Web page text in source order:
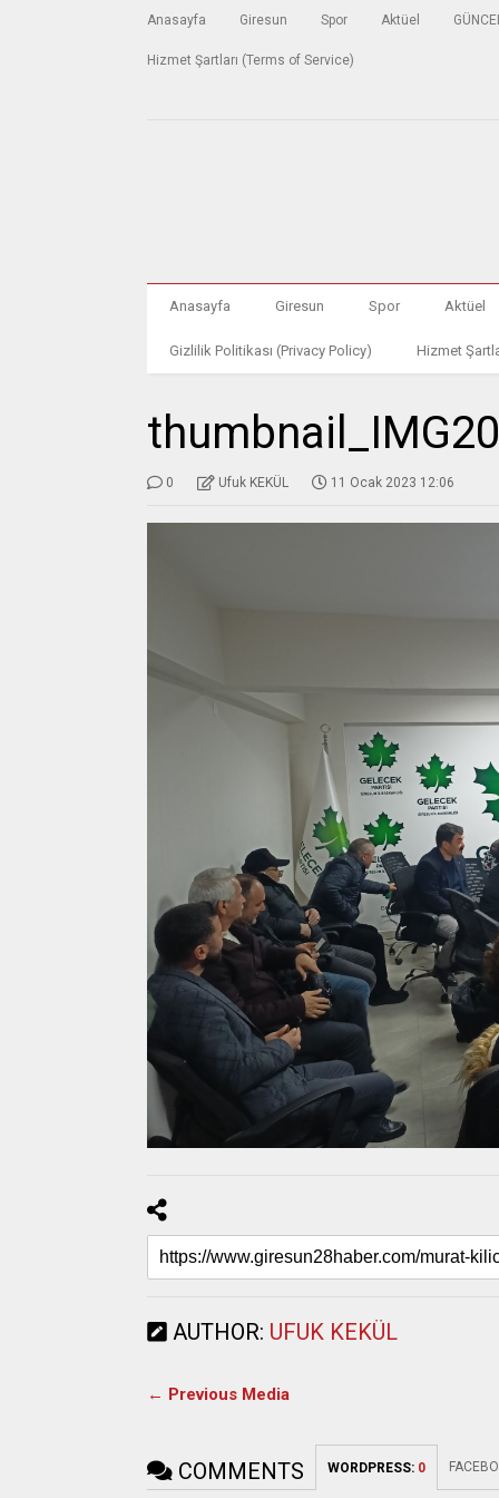
Anasayfa Giresun Spor Aktüel
Hizmet Şartları (Terms of Service)
Anasayfa Giresun Spor Aktüel
Gizlilik Politikası (Privacy Policy) Hizmet
0 Ufuk KEKÜL 11 Ocak 2023 12:06
AUTHOR: UFUK KEKÜL
← Previous Media
COMMENTS WORDPRESS: 0